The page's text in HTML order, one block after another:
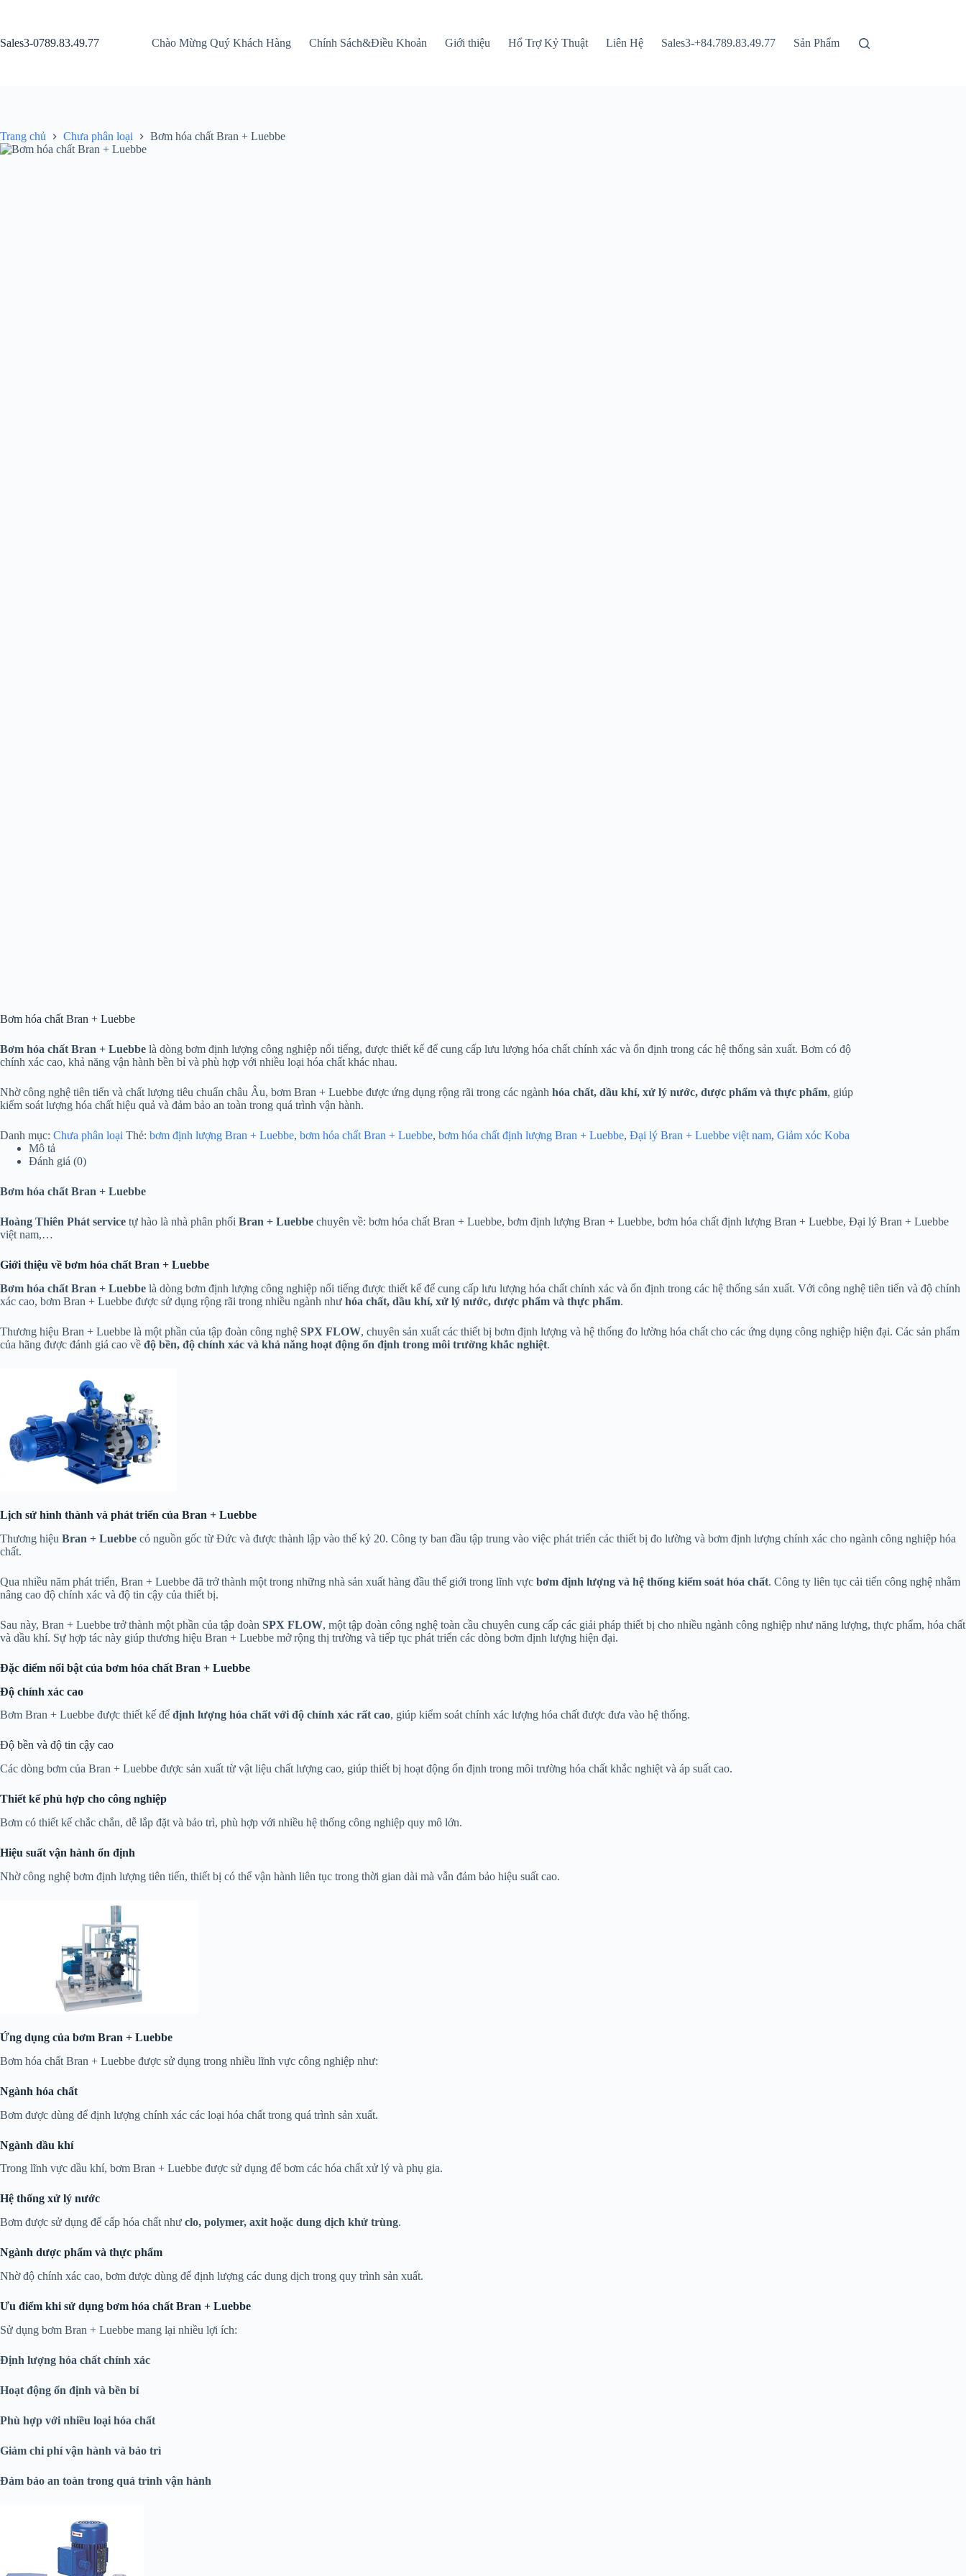
nội
Sales3-0789.83.49.77 Chào Mừng Quý Khách Hàng Chính Sách&Điều Khoản Giới thiệu Hổ Trợ Kỷ Thuật Liên Hệ Sales3-+84.789.83.49.77 Sản Phẩm
Trang chủ Chưa phân loại Bơm hóa chất Bran + Luebbe
Bơm hóa chất Bran + Luebbe
Bơm hóa chất Bran + Luebbe là dòng bơm định lượng công nghiệp nổi tiếng, được thiết kế để cung cấp lưu lượng hóa chất chính xác và ổn định trong các hệ thống sản xuất. Bơm có độ
chính xác cao, khả năng vận hành bền bỉ và phù hợp với nhiều loại hóa chất khác nhau.
Nhờ công nghệ tiên tiến và chất lượng tiêu chuẩn châu Âu, bơm Bran + Luebbe được ứng dụng rộng rãi trong các ngành hóa chất, dầu khí, xử lý nước, dược phẩm và thực phẩm, giúp
kiểm soát lượng hóa chất hiệu quả và đảm bảo an toàn trong quá trình vận hành.
Danh mục: Chưa phân loại Thẻ: bơm định lượng Bran + Luebbe, bơm hóa chất Bran + Luebbe, bơm hóa chất định lượng Bran + Luebbe, Đại lý Bran + Luebbe việt nam, Giảm xóc Koba
Mô tả
Đánh giá (0)
Bơm hóa chất Bran + Luebbe
Hoàng Thiên Phát service tự hào là nhà phân phối Bran + Luebbe chuyên về: bơm hóa chất Bran + Luebbe, bơm định lượng Bran + Luebbe, bơm hóa chất định lượng Bran + Luebbe, Đại lý Bran + Luebbe
việt nam,…
Giới thiệu về bơm hóa chất Bran + Luebbe
Bơm hóa chất Bran + Luebbe là dòng bơm định lượng công nghiệp nổi tiếng được thiết kế để cung cấp lưu lượng hóa chất chính xác và ổn định trong các hệ thống sản xuất. Với công nghệ tiên tiến và độ chính
xác cao, bơm Bran + Luebbe được sử dụng rộng rãi trong nhiều ngành như hóa chất, dầu khí, xử lý nước, dược phẩm và thực phẩm.
Thương hiệu Bran + Luebbe là một phần của tập đoàn công nghệ SPX FLOW, chuyên sản xuất các thiết bị bơm định lượng và hệ thống đo lường hóa chất cho các ứng dụng công nghiệp hiện đại. Các sản phẩm
của hãng được đánh giá cao về độ bền, độ chính xác và khả năng hoạt động ổn định trong môi trường khắc nghiệt.
Lịch sử hình thành và phát triển của Bran + Luebbe
Thương hiệu Bran + Luebbe có nguồn gốc từ Đức và được thành lập vào thế kỷ 20. Công ty ban đầu tập trung vào việc phát triển các thiết bị đo lường và bơm định lượng chính xác cho ngành công nghiệp hóa
chất.
Qua nhiều năm phát triển, Bran + Luebbe đã trở thành một trong những nhà sản xuất hàng đầu thế giới trong lĩnh vực bơm định lượng và hệ thống kiểm soát hóa chất. Công ty liên tục cải tiến công nghệ nhằm
nâng cao độ chính xác và độ tin cậy của thiết bị.
Sau này, Bran + Luebbe trở thành một phần của tập đoàn SPX FLOW, một tập đoàn công nghệ toàn cầu chuyên cung cấp các giải pháp thiết bị cho nhiều ngành công nghiệp như năng lượng, thực phẩm, hóa chất
và dầu khí. Sự hợp tác này giúp thương hiệu Bran + Luebbe mở rộng thị trường và tiếp tục phát triển các dòng bơm định lượng hiện đại.
Đặc điểm nổi bật của bơm hóa chất Bran + Luebbe
Độ chính xác cao
Bơm Bran + Luebbe được thiết kế để định lượng hóa chất với độ chính xác rất cao, giúp kiểm soát chính xác lượng hóa chất được đưa vào hệ thống.
Độ bền và độ tin cậy cao
Các dòng bơm của Bran + Luebbe được sản xuất từ vật liệu chất lượng cao, giúp thiết bị hoạt động ổn định trong môi trường hóa chất khắc nghiệt và áp suất cao.
Thiết kế phù hợp cho công nghiệp
Bơm có thiết kế chắc chắn, dễ lắp đặt và bảo trì, phù hợp với nhiều hệ thống công nghiệp quy mô lớn.
Hiệu suất vận hành ổn định
Nhờ công nghệ bơm định lượng tiên tiến, thiết bị có thể vận hành liên tục trong thời gian dài mà vẫn đảm bảo hiệu suất cao.
Ứng dụng của bơm Bran + Luebbe
Bơm hóa chất Bran + Luebbe được sử dụng trong nhiều lĩnh vực công nghiệp như:
Ngành hóa chất
Bơm được dùng để định lượng chính xác các loại hóa chất trong quá trình sản xuất.
Ngành dầu khí
Trong lĩnh vực dầu khí, bơm Bran + Luebbe được sử dụng để bơm các hóa chất xử lý và phụ gia.
Hệ thống xử lý nước
Bơm được sử dụng để cấp hóa chất như clo, polymer, axit hoặc dung dịch khử trùng.
Ngành dược phẩm và thực phẩm
Nhờ độ chính xác cao, bơm được dùng để định lượng các dung dịch trong quy trình sản xuất.
Ưu điểm khi sử dụng bơm hóa chất Bran + Luebbe
Sử dụng bơm Bran + Luebbe mang lại nhiều lợi ích:
Định lượng hóa chất chính xác
Hoạt động ổn định và bền bỉ
Phù hợp với nhiều loại hóa chất
Giảm chi phí vận hành và bảo trì
Đảm bảo an toàn trong quá trình vận hành